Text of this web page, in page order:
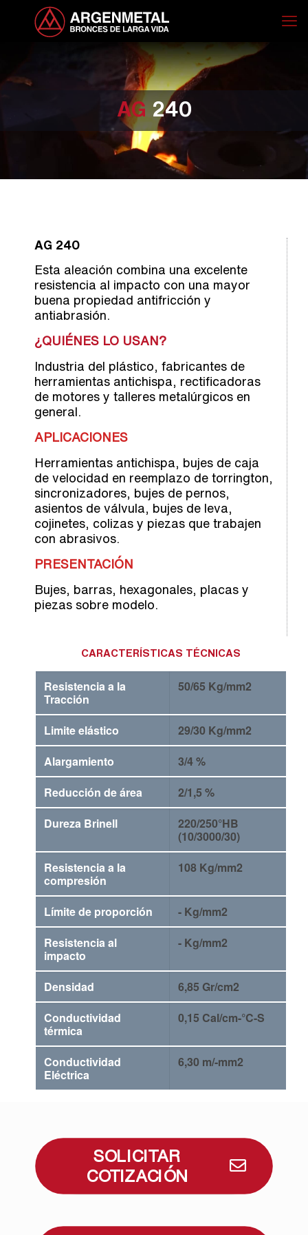
AG 240
AG 240
Esta aleación combina una excelente
resistencia al impacto con una mayor
buena propiedad antifricción y
antiabrasión.
¿QUIÉNES LO USAN?
Industria del plástico, fabricantes de
herramientas antichispa, rectificadoras
de motores y talleres metalúrgicos en
general.
APLICACIONES
Herramientas antichispa, bujes de caja
de velocidad en reemplazo de torrington,
sincronizadores, bujes de pernos,
asientos de válvula, bujes de leva,
cojinetes, colizas y piezas que trabajen
con abrasivos.
PRESENTACIÓN
Bujes, barras, hexagonales, placas y
piezas sobre modelo.
CARACTERÍSTICAS TÉCNICAS
Resistencia a la
Tracción
50/65 Kg/mm2
Limite elástico
29/30 Kg/mm2
Alargamiento
3/4 %
Reducción de área
2/1,5 %
Dureza Brinell
220/250°HB
(10/3000/30)
Resistencia a la
compresión
108 Kg/mm2
Límite de proporción
- Kg/mm2
Resistencia al
impacto
- Kg/mm2
Densidad
6,85 Gr/cm2
Conductividad
térmica
0,15 Cal/cm-°C-S
Conductividad
Eléctrica
6,30 m/-mm2
SOLICITAR
COTIZACIÓN